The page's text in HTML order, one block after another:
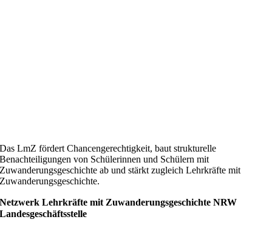
Das LmZ fördert Chancengerechtigkeit, baut strukturelle
Benachteiligungen von Schülerinnen und Schülern mit
Zuwanderungsgeschichte ab und stärkt zugleich Lehrkräfte mit
Zuwanderungsgeschichte.
Netzwerk Lehrkräfte mit Zuwanderungsgeschichte NRW
Landesgeschäftsstelle